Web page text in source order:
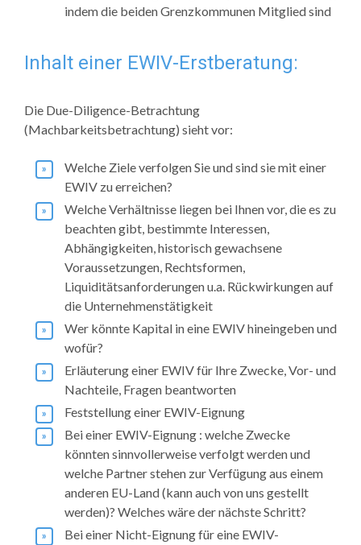
indem die beiden Grenzkommunen Mitglied sind
Inhalt einer EWIV-Erstberatung:
Die Due-Diligence-Betrachtung
(Machbarkeitsbetrachtung) sieht vor:
Welche Ziele verfolgen Sie und sind sie mit einer
EWIV zu erreichen?
Welche Verhältnisse liegen bei Ihnen vor, die es zu
beachten gibt, bestimmte Interessen,
Abhängigkeiten, historisch gewachsene
Voraussetzungen, Rechtsformen,
Liquiditätsanforderungen u.a. Rückwirkungen auf
die Unternehmenstätigkeit
Wer könnte Kapital in eine EWIV hineingeben und
wofür?
Erläuterung einer EWIV für Ihre Zwecke, Vor- und
Nachteile, Fragen beantworten
Feststellung einer EWIV-Eignung
Bei einer EWIV-Eignung : welche Zwecke
könnten sinnvollerweise verfolgt werden und
welche Partner stehen zur Verfügung aus einem
anderen EU-Land (kann auch von uns gestellt
werden)? Welches wäre der nächste Schritt?
Bei einer Nicht-Eignung für eine EWIV-